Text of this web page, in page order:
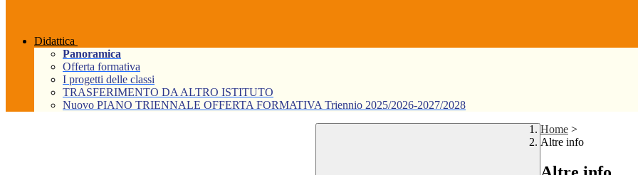
Didattica
Panoramica
Offerta formativa
I progetti delle classi
TRASFERIMENTO DA ALTRO ISTITUTO
Nuovo PIANO TRIENNALE OFFERTA FORMATIVA Triennio 2025/2026-2027/2028
Home >
Altre info